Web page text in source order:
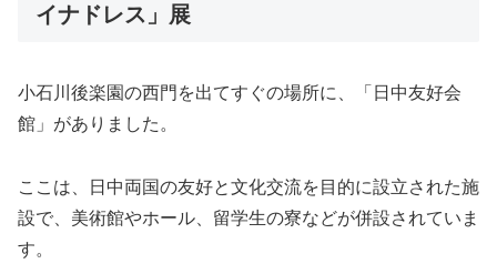
イナドレス」展
小石川後楽園の西門を出てすぐの場所に、「日中友好会
館」がありました。
ここは、日中両国の友好と文化交流を目的に設立された施
設で、美術館やホール、留学生の寮などが併設されていま
す。